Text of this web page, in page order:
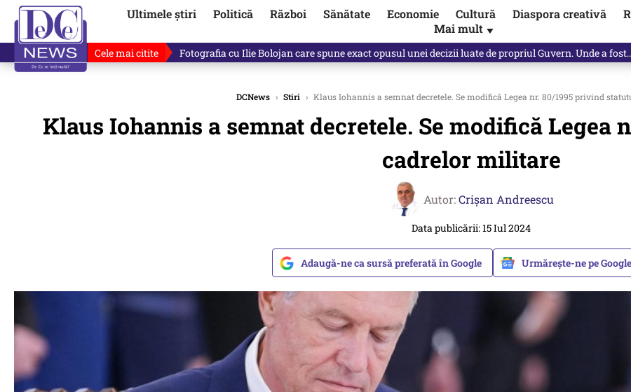
Ultimele știri Politică Război Sănătate Economie Cultură Diaspora creativă
Mai mult ▼
Cele mai citite Fotografia cu Ilie Bolojan care spune exact opusul unei decizii luate de propriul Guvern. Unde a
DCNews › Stiri › Klaus Iohannis a semnat decretele. Se modifică Legea nr. 80/1995 privind
Klaus Iohannis a semnat decretele. Se modifică Legea
cadrelor militare
Autor:Crişan Andreescu
Data publicării: 15 Iul 2024
Adaugă-ne ca sursă preferată în Google Urmărește-ne pe